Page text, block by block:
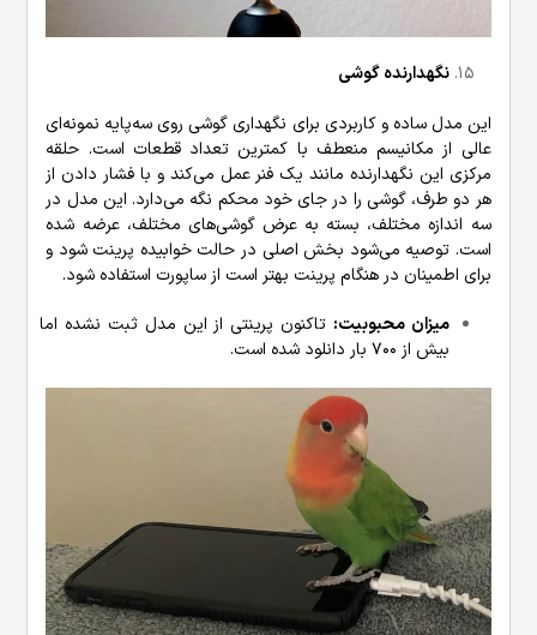
نگهدارنده گوشی
این مدل ساده و کاربردی برای نگهداری گوشی روی سه‌پایه نمونه‌ای
عالی از مکانیسم منعطف با کمترین تعداد قطعات است. حلقه
مرکزی این نگهدارنده مانند یک فنر عمل می‌کند و با فشار دادن از
هر دو طرف، گوشی را در جای خود محکم نگه می‌دارد. این مدل در
سه اندازه مختلف، بسته به عرض گوشی‌های مختلف، عرضه شده
است. توصیه می‌شود بخش اصلی در حالت خوابیده پرینت شود و
برای اطمینان در هنگام پرینت بهتر است از ساپورت استفاده شود.
میزان محبوبیت: تاکنون پرینتی از این مدل ثبت نشده اما
بیش از 700 بار دانلود شده است.